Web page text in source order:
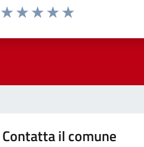
Contatta il comune